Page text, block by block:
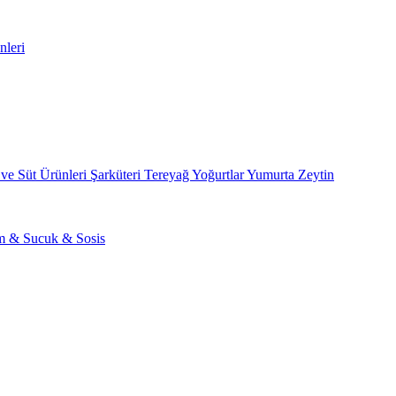
Süt Ürünleri Şarküteri TereyağYoğurtlarYumurta Zeytin
& Sucuk & Sosis